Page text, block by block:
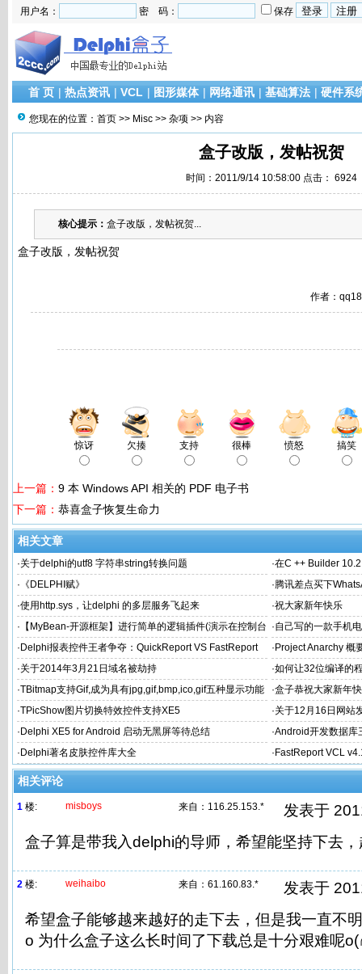
用户名： 密 码： 保存
首 页 | 热点资讯 | VCL | 图形媒体 | 网络通讯 | 基础算法 | 硬件系
您现在的位置： 首页 >> Misc >> 杂项 >> 内容
盒子改版，发帖祝贺
时间：2011/9/14 10:58:00 点击： 6924
核心提示： 盒子改版，发帖祝贺...
盒子改版，发帖祝贺
作者：
惊讶 欠揍 支持 很棒 愤怒 搞笑
上一篇： 9 本 Windows API 相关的 PDF 电子书
下一篇： 恭喜盒子恢复生命力
相关文章
·关于delphi的utf8 字符串string转换问题 ·在C ++ Builder
· 《DELPHI赋》 ·腾讯差点买下
·使用http.sys，让delphi 的多层服务飞起来 ·祝大家新年快乐
· 【MyBean-开源框架】进行简单的逻辑插件(演示在控制台
中应用)
·自己写的一款手机
希望得到大家认可和
· Delphi报表控件王者争夺：QuickReport VS FastReport · Project Anarchy 概
·关于2014年3月21日域名被劫持 ·如何让32位编译的
·TBitmap支持Gif,成为具有jpg,gif,bmp,ico,gif五种显示功能
的图片控件
·盒子恭祝大家新年
·TPicShow图片切换特效控件支持XE5 ·关于12月16日网站
· Delphi XE5 for Android 启动无黑屏等待总结 ·Android开发数据库
· Delphi著名皮肤控件库大全 · FastReport VCL
相关评论
1 楼: misboys 来自： 116.25.153.*
发表于
盒子算是带我入delphi的导师，希望能坚持下去
2 楼: weihaibo 来自： 61.160.83.*
发表于
希望盒子能够越来越好的走下去，但是我一直不
o 为什么盒子这么长时间了下载总是十分艰难呢